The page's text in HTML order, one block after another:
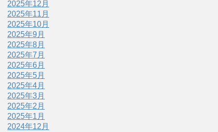
2025年12月
2025年11月
2025年10月
2025年9月
2025年8月
2025年7月
2025年6月
2025年5月
2025年4月
2025年3月
2025年2月
2025年1月
2024年12月